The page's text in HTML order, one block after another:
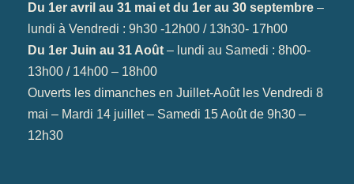
Du 1er avril au 31 mai et du 1er au 30 septembre –
lundi à Vendredi : 9h30 -12h00 / 13h30- 17h00
Du 1er Juin au 31 Août – lundi au Samedi : 8h00-
13h00 / 14h00 – 18h00
Ouverts les dimanches en Juillet-Août les Vendredi 8
mai – Mardi 14 juillet – Samedi 15 Août de 9h30 –
12h30